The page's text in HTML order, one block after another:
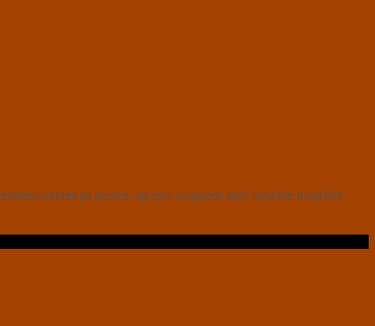
på scenen, og med opspilede øjne fortæller hvad han